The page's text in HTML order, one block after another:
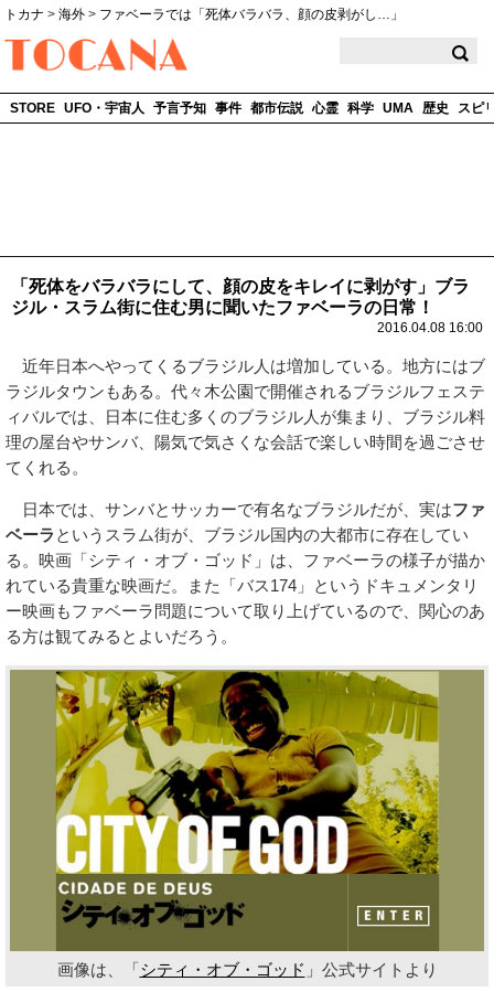
トカナ > 海外 > ファベーラでは「死体バラバラ、顔の皮剥がし…」
STORE UFO・宇宙人 予言予知 事件 都市伝説 心霊 科学 UMA 歴史 スピ
「死体をバラバラにして、顔の皮をキレイに剥がす」ブラ
ジル・スラム街に住む男に聞いたファベーラの日常！
2016.04.08 16:00
近年日本へやってくるブラジル人は増加している。地方にはブ
ラジルタウンもある。代々木公園で開催されるブラジルフェステ
ィバルでは、日本に住む多くのブラジル人が集まり、ブラジル料
理の屋台やサンバ、陽気で気さくな会話で楽しい時間を過ごさせ
てくれる。
日本では、サンバとサッカーで有名なブラジルだが、実はファ
ベーラ というスラム街が、ブラジル国内の大都市に存在してい
る。映画「シティ・オブ・ゴッド」は、ファベーラの様子が描か
れている貴重な映画だ。また「バス174」というドキュメンタリ
ー映画もファベーラ問題について取り上げているので、関心のあ
る方は観てみるとよいだろう。
画像は、「シティ・オブ・ゴッド 」公式サイトより